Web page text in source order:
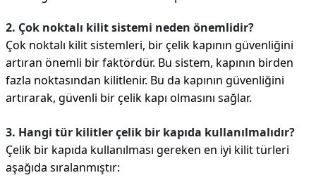
2. Çok noktalı kilit sistemi neden önemlidir?
Çok noktalı kilit sistemleri, bir çelik kapının güvenliğini
artıran önemli bir faktördür. Bu sistem, kapının birden
fazla noktasından kilitlenir. Bu da kapının güvenliğini
artırarak, güvenli bir çelik kapı olmasını sağlar.
3. Hangi tür kilitler çelik bir kapıda kullanılmalıdır?
Çelik bir kapıda kullanılması gereken en iyi kilit türleri
aşağıda sıralanmıştır: